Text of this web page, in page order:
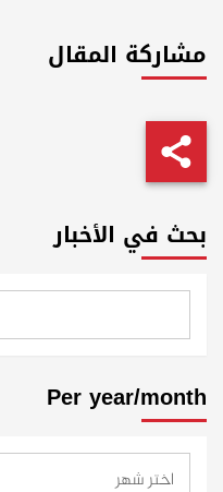
مشاركة المقال
بحث في الأخبار
Per year/month